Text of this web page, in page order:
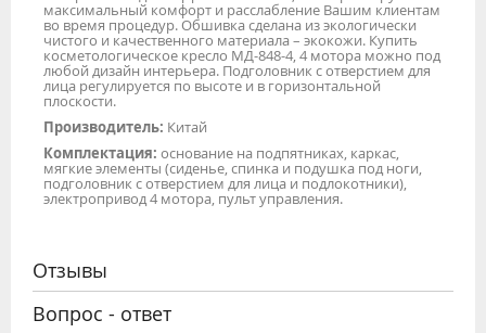
максимальный комфорт и расслабление Вашим клиентам
во время процедур. Обшивка сделана из экологически
чистого и качественного материала – экокожи. Купить
косметологическое кресло МД-848-4, 4 мотора можно под
любой дизайн интерьера. Подголовник с отверстием для
лица регулируется по высоте и в горизонтальной
плоскости.
Производитель: Китай
Комплектация: основание на подпятниках, каркас,
мягкие элементы (сиденье, спинка и подушка под ноги,
подголовник с отверстием для лица и подлокотники),
электропривод 4 мотора, пульт управления.
Отзывы
Вопрос - ответ